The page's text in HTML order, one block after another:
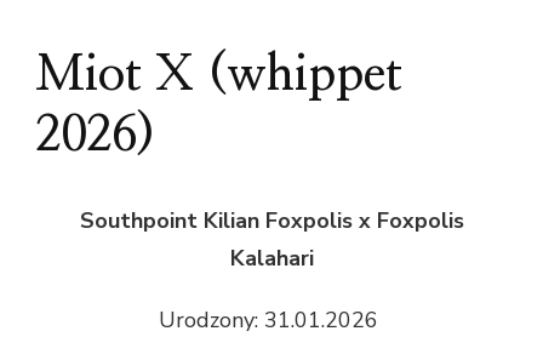
Miot X (whippet
2026)
Southpoint Kilian Foxpolis x Foxpolis
Kalahari
Urodzony: 31.01.2026